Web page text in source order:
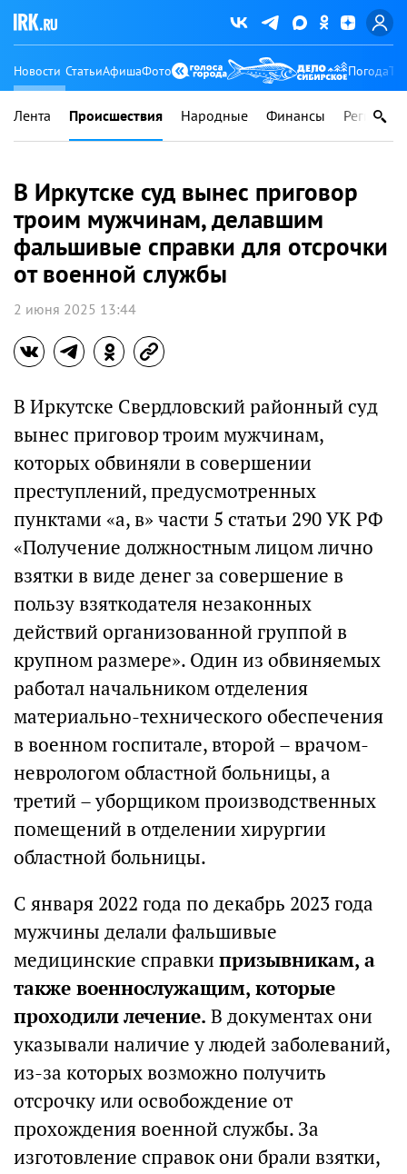
Новости СтатьиАфишаФото Погода
Лента Происшествия Народные Финансы Регионы
В Иркутске суд вынес приговор
троим мужчинам, делавшим
фальшивые справки для отсрочки
от военной службы
2 июня 2025 13:44
В Иркутске Свердловский районный суд
вынес приговор троим мужчинам,
которых обвиняли в совершении
преступлений, предусмотренных
пунктами «а, в» части 5 статьи 290 УК РФ
«Получение должностным лицом лично
взятки в виде денег за совершение в
пользу взяткодателя незаконных
действий организованной группой в
крупном размере». Один из обвиняемых
работал начальником отделения
материально-технического обеспечения
в военном госпитале, второй – врачом-
неврологом областной больницы, а
третий – уборщиком производственных
помещений в отделении хирургии
областной больницы.
С января 2022 года по декабрь 2023 года
мужчины делали фальшивые
медицинские справки призывникам, а
также военнослужащим, которые
проходили лечение. В документах они
указывали наличие у людей заболеваний,
из-за которых возможно получить
отсрочку или освобождение от
прохождения военной службы. За
изготовление справок они брали взятки,